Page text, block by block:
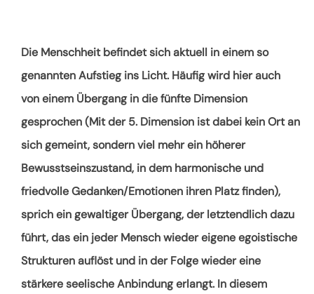
Die Menschheit befindet sich aktuell in einem so
genannten Aufstieg ins Licht. Häufig wird hier auch
von einem Übergang in die fünfte Dimension
gesprochen (Mit der 5. Dimension ist dabei kein Ort an
sich gemeint, sondern viel mehr ein höherer
Bewusstseinszustand, in dem harmonische und
friedvolle Gedanken/Emotionen ihren Platz finden),
sprich ein gewaltiger Übergang, der letztendlich dazu
führt, das ein jeder Mensch wieder eigene egoistische
Strukturen auflöst und in der Folge wieder eine
stärkere seelische Anbindung erlangt. In diesem